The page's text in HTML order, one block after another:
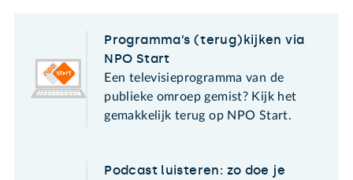
Programma’s (terug)kijken via
NPO Start
Een televisieprogramma van de
publieke omroep gemist? Kijk het
gemakkelijk terug op NPO Start.
Podcast luisteren: zo doe je